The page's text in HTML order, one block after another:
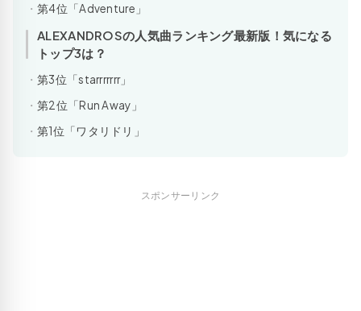
第4位「Adventure」
ALEXANDROSの人気曲ランキング最新版！気になる
トップ3は？
第3位「starrrrrrr」
第2位「Run Away」
第1位「ワタリドリ」
スポンサーリンク